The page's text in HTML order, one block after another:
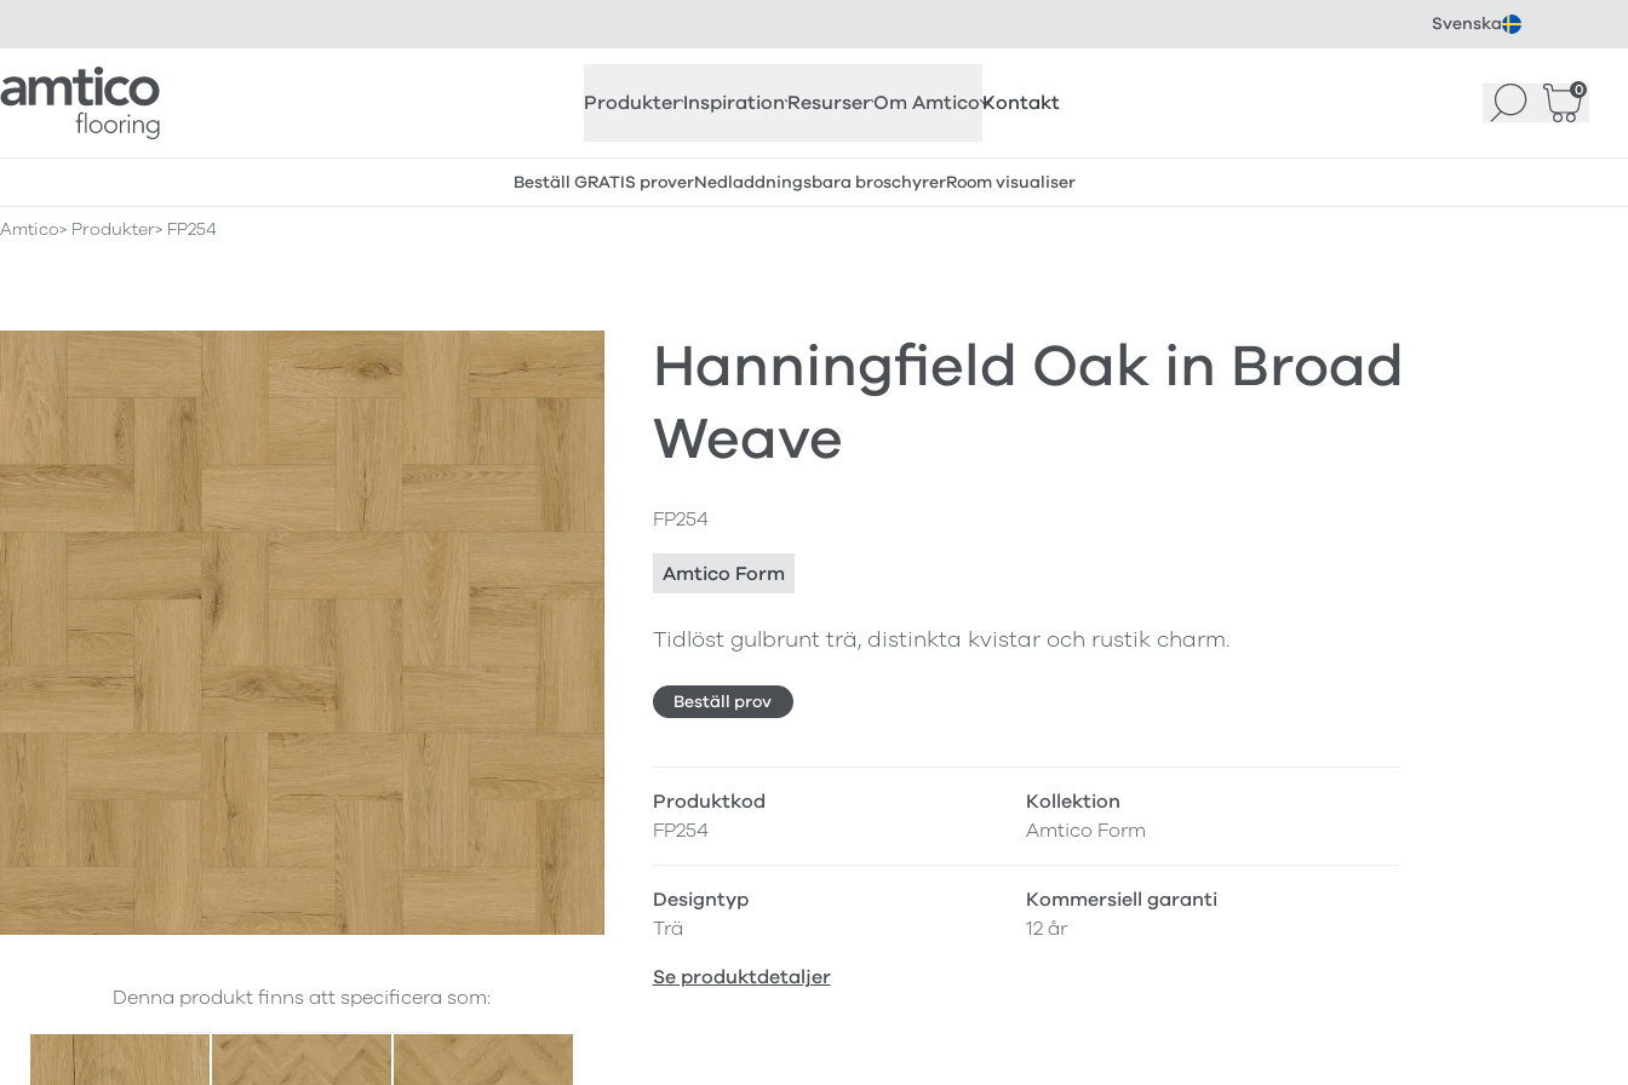
Svenska
Amtico Flooring
ProdukterInspirationResurserOm AmticoKontakt Sök 0
Korg
Beställ GRATIS proverNedladdningsbara broschyrerRoom visualiser
Amtico Produkter FP254
Hanningfield Oak in Broad
Weave
FP254
Amtico Form
Tidlöst gulbrunt trä, distinkta kvistar och rustik charm.
Beställ prov
Denna produkt finns att specificera som:
Produktkod
FP254
Kollektion
Amtico Form
Designtyp
Trä
Kommersiell garanti
12 år
Se produktdetaljer